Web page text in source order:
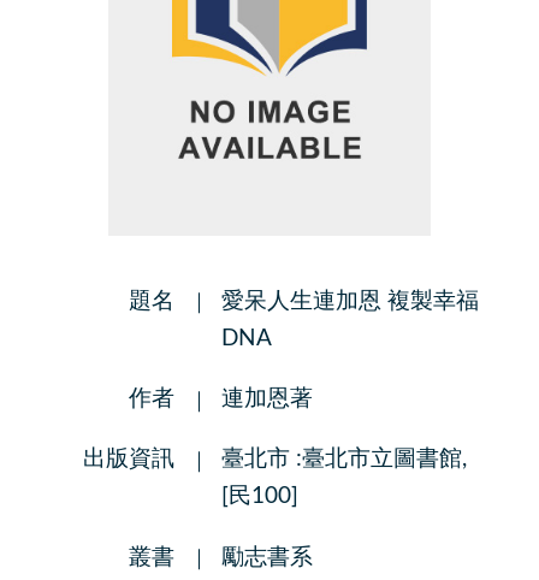
題名
愛呆人生連加恩 複製幸福
DNA
作者 連加恩著
出版資訊
臺北市 :臺北市立圖書館,
[民100]
叢書 勵志書系